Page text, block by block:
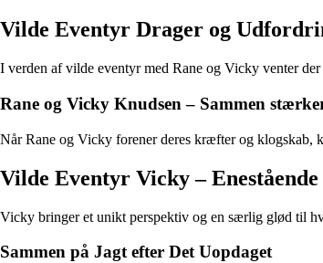
Vilde Eventyr Drager og
I verden af vilde eventyr med Rane og Vicky venter
Rane og Vicky Knudsen – Sammen
Når Rane og Vicky forener deres kræfter og klogskab,
Vilde Eventyr Vicky –
Vicky bringer et unikt perspektiv og en særlig glød til
Sammen på Jagt efter Det Uopdaget